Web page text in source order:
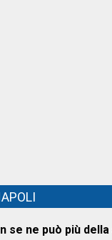
se ne può più